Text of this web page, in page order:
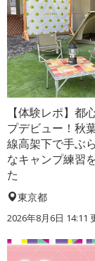
【体験レポ】都
プデビュー！秋
線高架下で手ぶ
なキャンプ練習
た
東京都
2026年8月6日 14:11